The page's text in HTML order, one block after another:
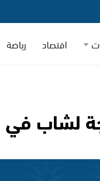
اقتصاد رياضة
لشاب